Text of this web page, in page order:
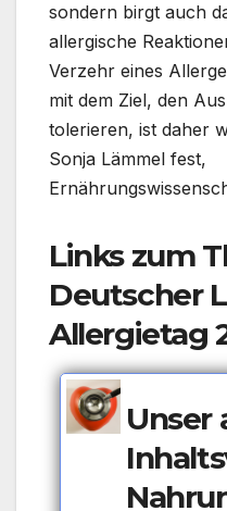
sondern birgt auch
allergische
Verzehr eines
mit dem Ziel, den
tolerieren, ist daher
Sonja Lämmel fest,
Links zum
Deutscher
Allergietag
Unser